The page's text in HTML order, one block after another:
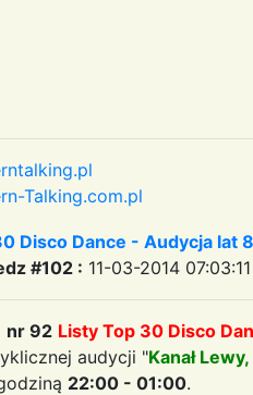
Talking.com.pl
Disco Dance - Audycja lat
#102 : 11-03-2014
nr 92 Listy Top 30 Disco
audycji "Kanał
22:00 - 01:00.